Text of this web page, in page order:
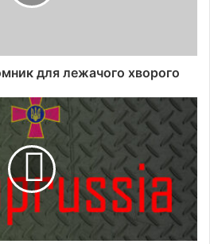
для лежачого хворого